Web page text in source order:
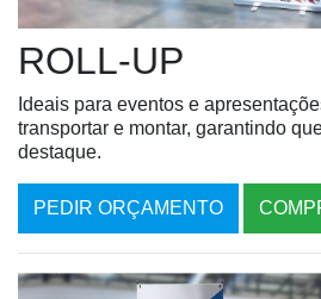
ROLL-UP
Ideais para eventos e
transportar e montar, garantindo
destaque.
PEDIR ORÇAMENTO